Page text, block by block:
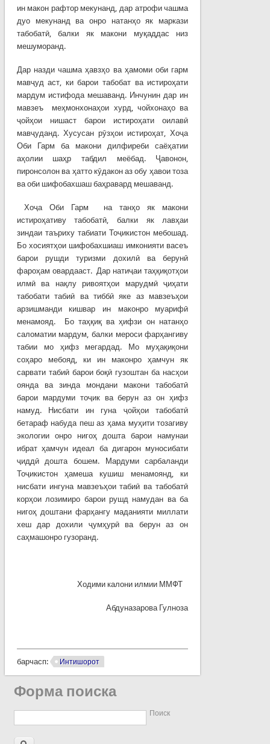
ин макон рафтор мекунанд, дар атрофи чашма
дуо мекунанд ва онро натанҳо як маркази
табобатӣ, балки як макони муқаддас низ
мешуморанд.
Дар назди чашма ҳавзҳо ва ҳамоми оби гарм
мавҷуд аст, ки барои табобат ва истироҳати
мардум истифода мешаванд. Инчунин дар ин
мавзеъ меҳмонхонаҳои хурд, чойхонаҳо ва
ҷойҳои нишаст барои истироҳати оилавӣ
мавҷуданд. Хусусан рӯзҳои истироҳат, Хоҷа
Оби Гарм ба макони дилфиреби саёҳатии
аҳолии шаҳр табдил меёбад. Ҷавонон,
пиронсолон ва ҳатто кӯдакон аз обу ҳавои тоза
ва оби шифобахшаш баҳравард мешаванд.
Хоҷа Оби Гарм на танҳо як макони
истироҳативу табобатӣ, балки як лавҳаи
зиндаи таъриху табиати Тоҷикистон мебошад.
Бо хосиятҳои шифобахшиаш имконияти васеъ
барои рушди туризми дохилӣ ва берунӣ
фароҳам овардааст. Дар натиҷаи таҳқиқотҳои
илмӣ ва нақлу ривоятҳои марудмӣ ҷиҳати
табобати табиӣ ва тиббӣ яке аз мавзеъҳои
арзишманди кишвар ин маконро муарифӣ
менамояд. Бо таҳқиқ ва ҳифзи он натанҳо
саломатии мардум, балки мероси фарҳангиву
табии мо ҳифз мегардад. Мо муҳақиқони
соҳаро мебояд, ки ин маконро ҳамчун як
сарвати табиӣ барои боқӣ гузоштан ба насҳои
оянда ва зинда мондани макони табобатӣ
барои мардуми тоҷик ва берун аз он ҳифз
намуд. Нисбати ин гуна ҷойҳои табобатӣ
бетараф набуда пеш аз ҳама муҳити тозагиву
экологии онро нигоҳ дошта барои намунаи
ибрат ҳамчун идеал ба дигарон муносибати
ҷиддӣ дошта бошем. Мардуми сарбаланди
Тоҷикистон ҳамеша кушиш менамоянд, ки
нисбати ингуна мавзеъҳои табиӣ ва табобатӣ
корҳои лозимиро барои рушд намудан ва ба
нигоҳ доштани фарҳангу маданияти миллати
хеш дар дохили ҷумҳурӣ ва берун аз он
саҳмашонро гузоранд.
Ходими калони илмии ММФТ
Абдуназарова Гулноза
барчасп: Интишорот
Форма поиска
Поиск